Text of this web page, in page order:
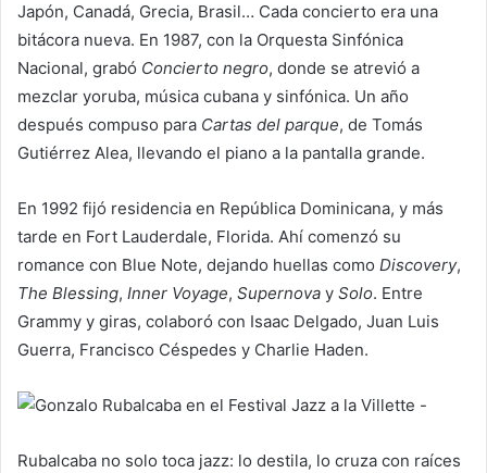
Japón, Canadá, Grecia, Brasil… Cada concierto era una
bitácora nueva. En 1987, con la Orquesta Sinfónica
Nacional, grabó Concierto negro, donde se atrevió a
mezclar yoruba, música cubana y sinfónica. Un año
después compuso para Cartas del parque, de Tomás
Gutiérrez Alea, llevando el piano a la pantalla grande.
En 1992 fijó residencia en República Dominicana, y más
tarde en Fort Lauderdale, Florida. Ahí comenzó su
romance con Blue Note, dejando huellas como Discovery,
The Blessing, Inner Voyage, Supernova y Solo. Entre
Grammy y giras, colaboró con Isaac Delgado, Juan Luis
Guerra, Francisco Céspedes y Charlie Haden.
Rubalcaba no solo toca jazz: lo destila, lo cruza con raíces